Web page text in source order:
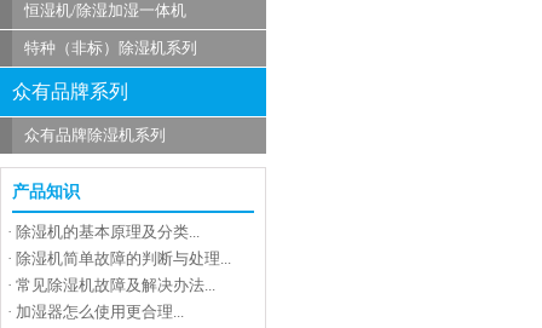
恒湿机/除湿加湿一体机
特种（非标）除湿机系列
众有品牌系列
众有品牌除湿机系列
产品知识
· 除湿机的基本原理及分类...
· 除湿机简单故障的判断与处理...
· 常见除湿机故障及解决办法...
· 加湿器怎么使用更合理...